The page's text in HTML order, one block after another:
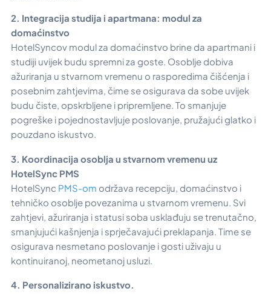
2. Integracija studija i apartmana: modul za
domaćinstvo
HotelSyncov modul za domaćinstvo brine da apartmani i
studiji uvijek budu spremni za goste. Osoblje dobiva
ažuriranja u stvarnom vremenu o rasporedima čišćenja i
posebnim zahtjevima, čime se osigurava da sobe uvijek
budu čiste, opskrbljene i pripremljene. To smanjuje
pogreške i pojednostavljuje poslovanje, pružajući glatko i
pouzdano iskustvo.
3. Koordinacija osoblja u stvarnom vremenu uz
HotelSync PMS
HotelSync PMS-om održava recepciju, domaćinstvo i
tehničko osoblje povezanima u stvarnom vremenu. Svi
zahtjevi, ažuriranja i statusi soba usklađuju se trenutačno,
smanjujući kašnjenja i sprječavajući preklapanja. Time se
osigurava nesmetano poslovanje i gosti uživaju u
kontinuiranoj, neometanoj usluzi.
4. Personalizirano iskustvo.